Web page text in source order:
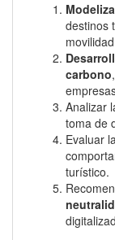
destinos
carbono
Analizar
toma de
Evaluar
turístico.